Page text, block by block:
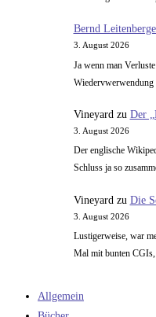
Bernd
3. August 2026
Ja wenn man
Vineyardzu Der
3. August 2026
Der englische
Schluss ja so
Vineyard zu Die
3. August 2026
Lustigerweise, war
Mal mit bunten
Allgemein